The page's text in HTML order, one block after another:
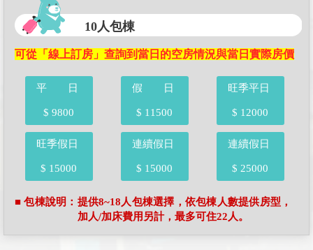
10人包棟
可從「線上訂房」查詢到當日的空房情況與當日實際房價
平 日
$ 9800
假 日
$ 11500
旺季平日
$ 12000
旺季假日
$ 15000
連續假日
$ 15000
連續假日
$ 25000
■ 包棟說明：提供8~18人包棟選擇，依包棟人數提供房型，
加人/加床費用另計，最多可住22人。